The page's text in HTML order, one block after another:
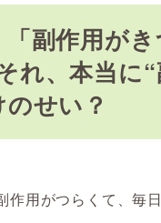
副作用がき
れ、本当に“
せい？
作用がつらくて、毎